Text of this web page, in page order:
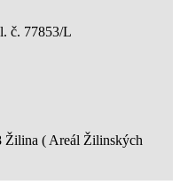
č. 77853/L
Žilina ( Areál Žilinských